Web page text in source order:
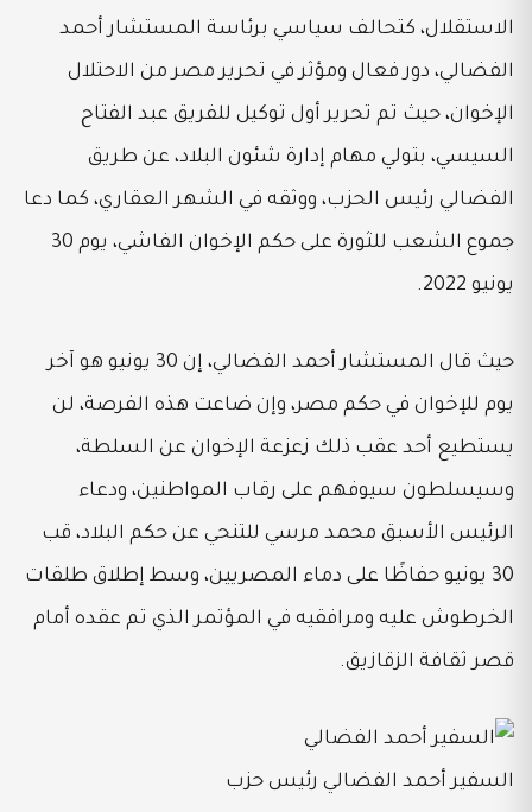
الاستقلال، كتحالف سياسي برئاسة المستشار أحمد
الفضالي، دور فعال ومؤثر في تحرير مصر من الاحتلال
الإخوان، حيث تم تحرير أول توكيل للفريق عبد الفتاح
السيسي، بتولي مهام إدارة شئون البلاد، عن طريق
الفضالي رئيس الحزب، ووثقه في الشهر العقاري، كما دعا
جموع الشعب للثورة على حكم الإخوان الفاشي، يوم 30
يونيو 2022.
حيث قال المستشار أحمد الفضالي، إن 30 يونيو هو آخر
يوم للإخوان في حكم مصر، وإن ضاعت هذه الفرصة، لن
يستطيع أحد عقب ذلك زعزعة الإخوان عن السلطة،
وسيسلطون سيوفهم على رقاب المواطنين، ودعاء
الرئيس الأسبق محمد مرسي للتنحي عن حكم البلاد، قب
30 يونيو حفاظًا على دماء المصريين، وسط إطلاق طلقات
الخرطوش عليه ومرافقيه في المؤتمر الذي تم عقده أمام
قصر ثقافة الزقازيق.
السفير أحمد الفضالي رئيس حزب